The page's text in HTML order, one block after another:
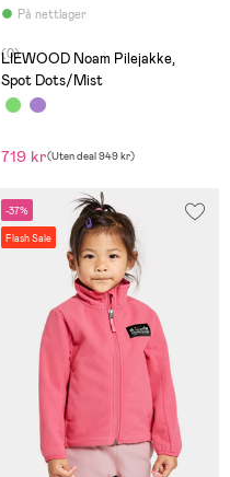
På nettlager
(0)
LIEWOOD Noam Pilejakke,
Spot Dots/Mist
719 kr(Uten deal949 kr)
-37%
Flash Sale